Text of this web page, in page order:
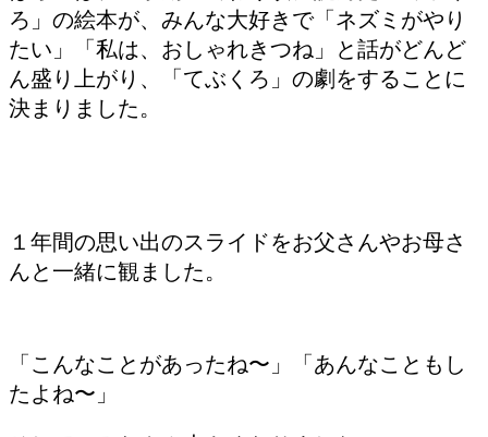
ろ」の絵本が、みんな大好きで「ネズミがやり
たい」「私は、おしゃれきつね」と話がどんど
ん盛り上がり、「てぶくろ」の劇をすることに
決まりました。
１年間の思い出のスライドをお父さんやお母さ
んと一緒に観ました。
「こんなことがあったね〜」「あんなこともし
たよね〜」